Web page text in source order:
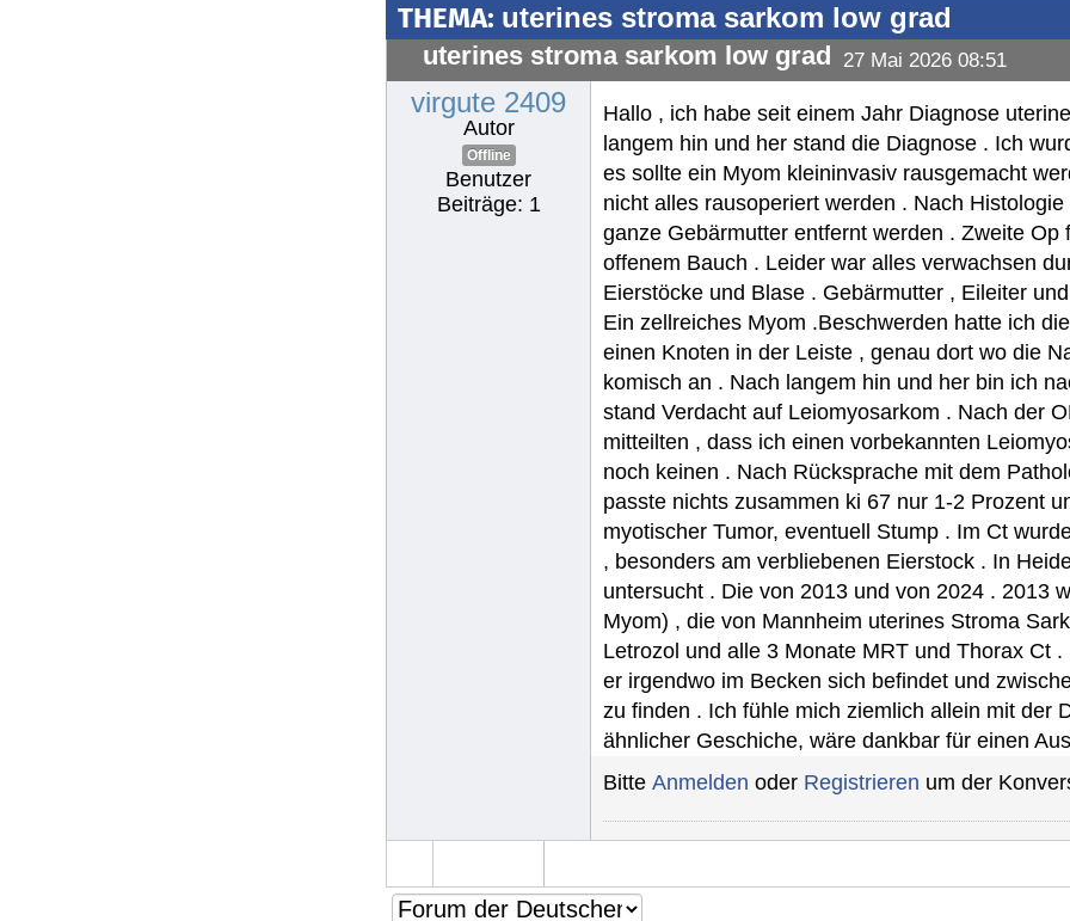
THEMA: uterines stroma sarkom low grad
uterines stroma sarkom low grad 27 Mai 2026 08:51
virgute 2409
Autor
Offline
Benutzer
Beiträge: 1
Hallo , ich habe seit einem Jahr Diagnose
langem hin und her stand die Diagnose . Ich
es sollte ein Myom kleininvasiv rausgemacht
nicht alles rausoperiert werden . Nach
ganze Gebärmutter entfernt werden . Zweite
offenem Bauch . Leider war alles verwachsen
Eierstöcke und Blase . Gebärmutter , Eileiter
Ein zellreiches Myom .Beschwerden hatte ich
einen Knoten in der Leiste , genau dort wo die
komisch an . Nach langem hin und her bin ich
stand Verdacht auf Leiomyosarkom . Nach der
mitteilten , dass ich einen vorbekannten
noch keinen . Nach Rücksprache mit dem
passte nichts zusammen ki 67 nur 1-2 Prozent
myotischer Tumor, eventuell Stump . Im Ct
, besonders am verbliebenen Eierstock . In
untersucht . Die von 2013 und von 2024 . 2013
Myom) , die von Mannheim uterines Stroma
Letrozol und alle 3 Monate MRT und Thorax Ct
er irgendwo im Becken sich befindet und
zu finden . Ich fühle mich ziemlich allein mit der
ähnlicher Geschiche, wäre dankbar für einen
Bitte Anmelden oder Registrieren um der